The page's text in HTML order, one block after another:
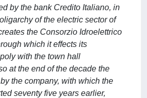
by the bank Credito Italiano, in
of the electric sector of
the Consorzio Idroelettrico
which it effects its
with the town hall
at the end of the decade the
the company, with which the
seventy five years earlier,